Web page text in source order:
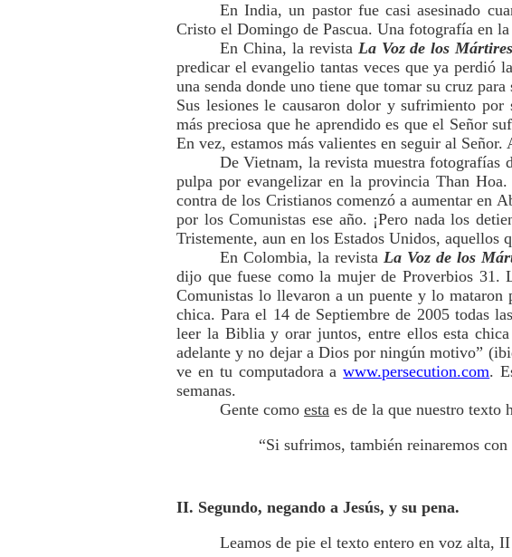
En India, un pastor fue casi asesinado
Cristo el Domingo de Pascua. Una fotografía en
En China, la revista La Voz de los Mártires
predicar el evangelio tantas veces que ya perdió
una senda donde uno tiene que tomar su cruz
Sus lesiones le causaron dolor y sufrimiento por
más preciosa que he aprendido es que el Señor
En vez, estamos más valientes en seguir al
De Vietnam, la revista muestra fotografías
pulpa por evangelizar en la provincia Than
contra de los Cristianos comenzó a aumentar en
por los Comunistas ese año. ¡Pero nada los
Tristemente, aun en los Estados Unidos, aquellos
En Colombia, la revista La Voz de los
dijo que fuese como la mujer de Proverbios 31.
Comunistas lo llevaron a un puente y lo mataron
chica. Para el 14 de Septiembre de 2005 todas
leer la Biblia y orar juntos, entre ellos esta
adelante y no dejar a Dios por ningún motivo”
ve en tu computadora awww.persecution.com.
semanas.
Gente como esta es de la que nuestro texto
“Si sufrimos, también reinaremos
II. Segundo, negando a Jesús, y su pena.
Leamos de pie el texto entero en voz alta,